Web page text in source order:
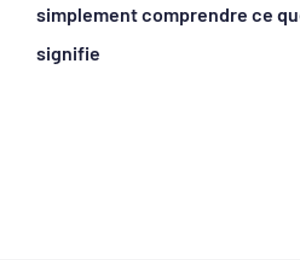
simplement comprendre ce
signifie